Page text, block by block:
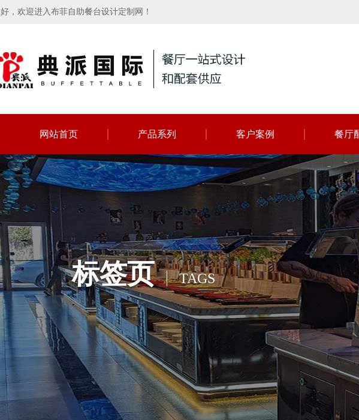
，欢迎进入布菲自助餐台设计定制网！
网站首页 产品系列 客户案例 餐厅
标签页 TAGS